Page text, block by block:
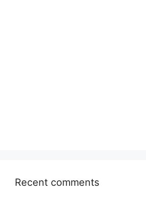
Recent comments